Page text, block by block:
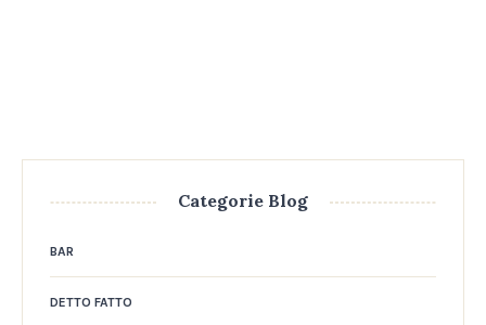
Categorie Blog
BAR
DETTO FATTO